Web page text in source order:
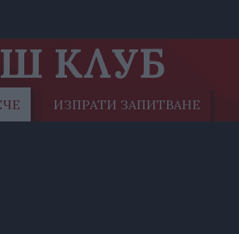
КЛУБ
ИЗПРАТИ ЗАПИТВАНЕ